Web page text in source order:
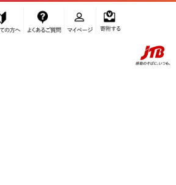
ぽ JTBのふるさと納税サイト